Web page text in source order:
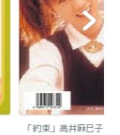
「約束」高井麻巳子